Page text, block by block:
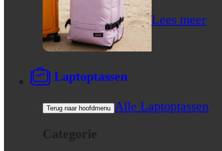
Lees meer
Laptoptassen
Terug naar hoofdmenu Alle Laptoptassen
Categorie